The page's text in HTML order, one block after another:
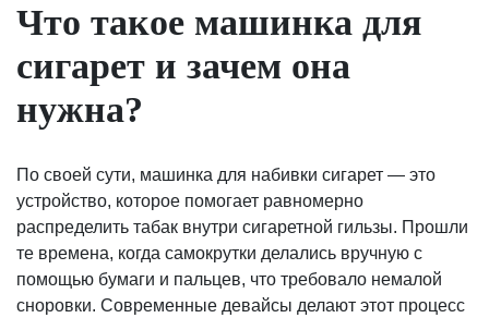
Что такое машинка для
сигарет и зачем она
нужна?
По своей сути, машинка для набивки сигарет — это
устройство, которое помогает равномерно
распределить табак внутри сигаретной гильзы. Прошли
те времена, когда самокрутки делались вручную с
помощью бумаги и пальцев, что требовало немалой
сноровки. Современные девайсы делают этот процесс